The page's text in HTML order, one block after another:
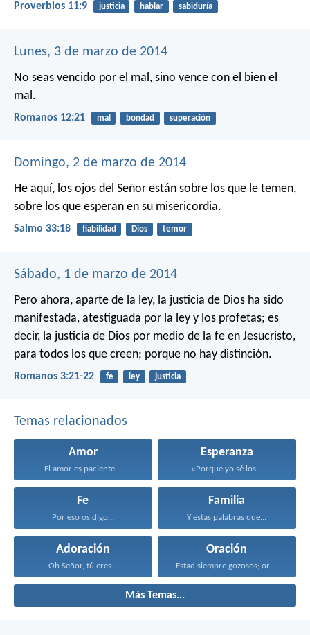
Proverbios 11:9 justicia hablar sabiduría
Lunes, 3 de marzo de 2014
No seas vencido por el mal, sino vence con el bien el
mal.
Romanos 12:21 mal bondad superación
Domingo, 2 de marzo de 2014
He aquí, los ojos del Señor están sobre los que le temen,
sobre los que esperan en su misericordia.
Salmo 33:18 fiabilidad Dios temor
Sábado, 1 de marzo de 2014
Pero ahora, aparte de la ley, la justicia de Dios ha sido
manifestada, atestiguada por la ley y los profetas; es
decir, la justicia de Dios por medio de la fe en Jesucristo,
para todos los que creen; porque no hay distinción.
Romanos 3:21-22 fe ley justicia
Temas relacionados
Amor
El amor es paciente...
Esperanza
«Porque yo sé los...
Fe
Por eso os digo...
Familia
Y estas palabras que...
Adoración
Oh Señor, tú eres...
Oración
Estad siempre gozosos; orad...
Más Temas...